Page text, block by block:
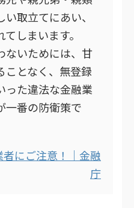
取立てにあい、
しまいます。
ないためには、甘
ことなく、無登録
った違法な金融業
一番の防衛策で
にご注意！｜金融
庁